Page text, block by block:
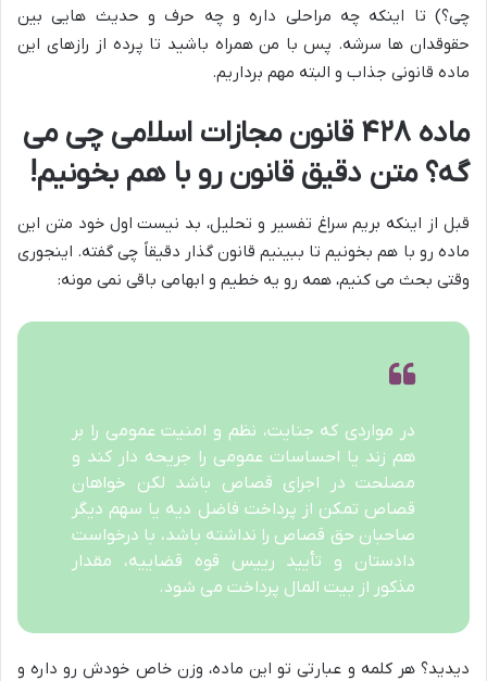
چی؟) تا اینکه چه مراحلی داره و چه حرف و حدیث هایی بین
حقوقدان ها سرشه. پس با من همراه باشید تا پرده از رازهای این
ماده قانونی جذاب و البته مهم برداریم.
ماده ۴۲۸ قانون مجازات اسلامی چی می
گه؟ متن دقیق قانون رو با هم بخونیم!
قبل از اینکه بریم سراغ تفسیر و تحلیل، بد نیست اول خود متن این
ماده رو با هم بخونیم تا ببینیم قانون گذار دقیقاً چی گفته. اینجوری
وقتی بحث می کنیم، همه رو یه خطیم و ابهامی باقی نمی مونه:
در مواردی که جنایت، نظم و امنیت عمومی را بر
هم زند یا احساسات عمومی را جریحه دار کند و
مصلحت در اجرای قصاص باشد لکن خواهان
قصاص تمکن از پرداخت فاضل دیه یا سهم دیگر
صاحبان حق قصاص را نداشته باشد، با درخواست
دادستان و تأیید رییس قوه قضاییه، مقدار
مذکور از بیت المال پرداخت می شود.
دیدید؟ هر کلمه و عبارتی تو این ماده، وزن خاص خودش رو داره و